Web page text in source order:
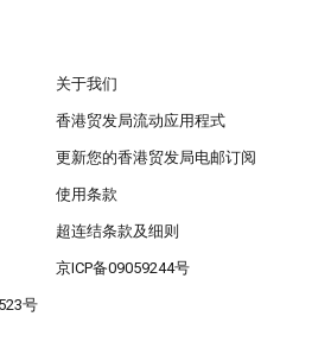
关于我们
香港贸发局流动应用程式
更新您的香港贸发局电邮订阅
使用条款
超连结条款及细则
京ICP备09059244号
号